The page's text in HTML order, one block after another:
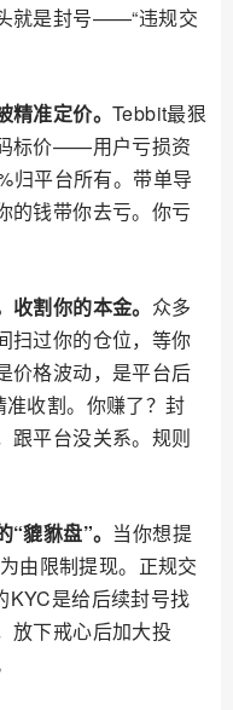
就是封号——“违规交
准定价。 Tebbit最狠
标价——用户亏损资
归平台所有。带单导
的钱带你去亏。你亏
割你的本金。 众多
扫过你的仓位，等你
价格波动，是平台后
收割。你赚了？封
跟平台没关系。规则
貔貅盘”。 当你想提
由限制提现。正规交
KYC是给后续封号找
放下戒心后加大投